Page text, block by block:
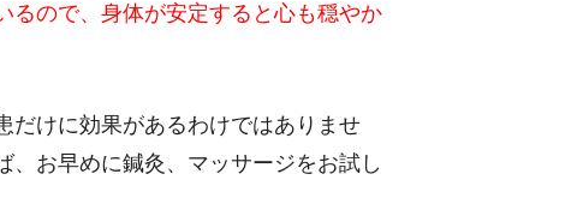
るので、身体が安定すると心も穏やか
だけに効果があるわけではありませ
、お早めに鍼灸、マッサージをお試し